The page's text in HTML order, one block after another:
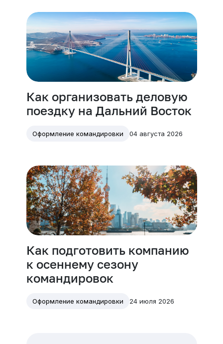
Как организовать деловую
поездку на Дальний Восток
Оформление командировки 04 августа 2026
Как подготовить компанию
к осеннему сезону
командировок
Оформление командировки 24 июля 2026